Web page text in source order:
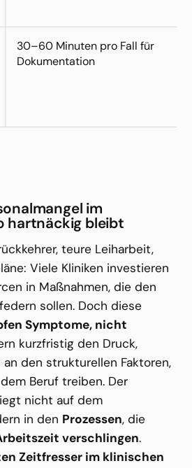
30–60 Minuten pro Fall für
Dokumentation
im
hartnäckig bleibt
teure Leiharbeit,
Viele Kliniken investieren
in Maßnahmen, die den
sollen. Doch diese
Symptome, nicht
kurzfristig den Druck,
den strukturellen Faktoren,
Beruf treiben. Der
nicht auf dem
in den Prozessen, die
verschlingen.
Zeitfresser im klinischen